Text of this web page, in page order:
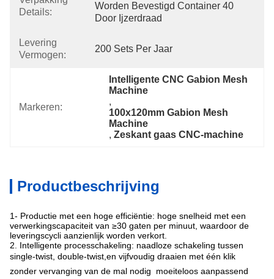
Details:
Worden Bevestigd Container 40
Door Ijzerdraad
Levering
Vermogen:
200 Sets Per Jaar
Markeren:
Intelligente CNC Gabion Mesh
Machine
,
100x120mm Gabion Mesh
Machine
, Zeskant gaas CNC-machine
Productbeschrijving
1- Productie met een hoge efficiëntie: hoge snelheid met een
verwerkingscapaciteit van ≥30 gaten per minuut, waardoor de
leveringscycli aanzienlijk worden verkort.
2. Intelligente processchakeling: naadloze schakeling tussen
single-twist, double-twist,en vijfvoudig draaien met één klik 
zonder vervanging van de mal nodig  moeiteloos aanpassend